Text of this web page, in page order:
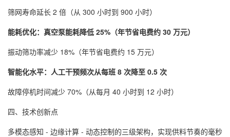
筛网寿命延长 2 倍（从 300 小时到 900 小时）
能耗优化：真空泵能耗降低 25%（年节省电费约 30 万元）
振动筛功率减少 18%（年节省电费约 15 万元）
智能化水平：人工干预频次从每班 8 次降至 0.5 次
故障停机时间减少 70%（从每月 40 小时到 12 小时）
四、技术创新点
多模态感知 - 边缘计算 - 动态控制的三级架构，实现供料节奏的毫秒